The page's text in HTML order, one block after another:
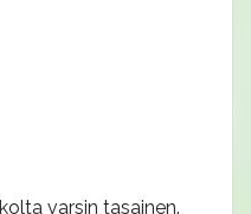
varsin tasainen.